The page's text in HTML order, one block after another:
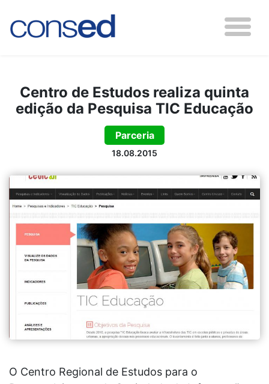
Centro de Estudos realiza quinta
edição da Pesquisa TIC Educação
Parceria
18.08.2015
O Centro Regional de Estudos para o